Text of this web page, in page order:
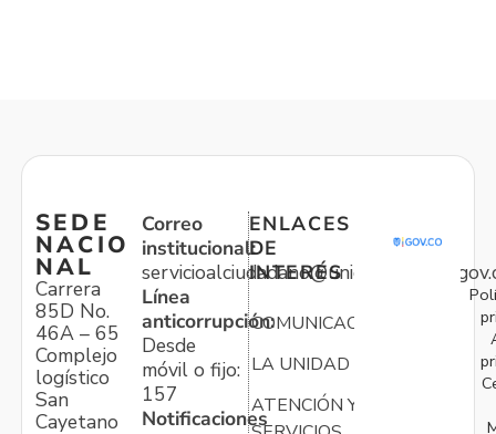
SEDE
NACIO
NAL
Carrera
85D No.
46A – 65
Complejo
logístico
San
Cayetano
Correo
institucional:
Línea
anticorrupción:
Desde
móvil o fijo:
157
Notificaciones
ENLACES
DE
INTERÉS
COMUNICACIONES
LA UNIDAD
ATENCIÓN Y